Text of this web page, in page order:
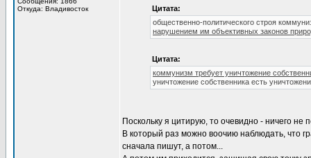
Откуда: Владивосток
Цитата:
общественно-политического строя
нарушением им объективных законов
Цитата:
коммунизм требует уничтожение
уничтожение собственника есть
Поскольку я цитирую, то очевидно - ничего не
В который раз можно воочию наблюдать, что
сначала пишут, а потом...